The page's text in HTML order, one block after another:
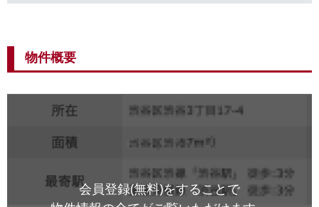
物件概要
会員登録(無料)をすることで